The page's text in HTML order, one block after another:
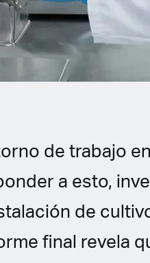
de trabajo
a esto,
de
final revela